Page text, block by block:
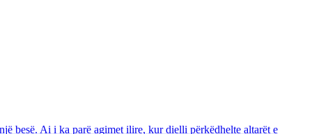
besë. Ai i ka parë agimet ilire, kur dielli përkëdhelte altarët e